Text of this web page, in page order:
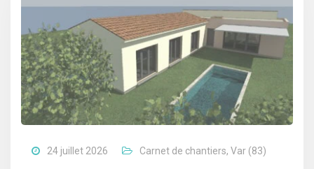
24 juillet 2026 Carnet de chantiers, Var (83)